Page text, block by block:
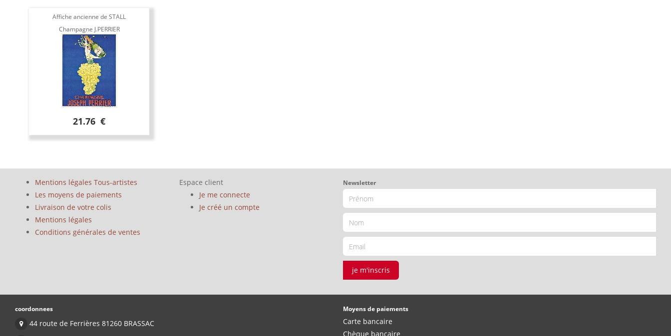
Affiche ancienne de STALL
Champagne J.PERRIER
21.76 €
Mentions légales Tous-artistes
Les moyens de paiements
Livraison de votre colis
Mentions légales
Conditions générales de ventes
Espace client
Je me connecte
Je créé un compte
Newsletter
je m'inscris
coordonnees
44 route de Ferrières 81260 BRASSAC
Moyens de paiements
Carte bancaire
Chèque bancaire